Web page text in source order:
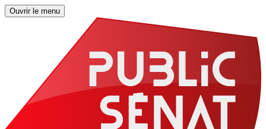
Ouvrir le menu